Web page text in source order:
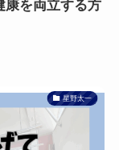
康を両立する方
星野太一